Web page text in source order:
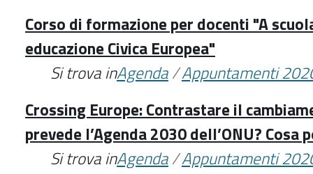
Corso di formazione per docenti "A
educazione Civica Europea"
Si trova inAgenda/Appuntamenti
Crossing Europe: Contrastare il
prevede l’Agenda 2030 dell’ONU? Cosa
Si trova inAgenda/Appuntamenti